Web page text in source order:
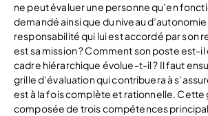
ne peut évaluer une personne qu’en
demandé ainsi que du niveau
responsabilité qui lui est accordé par son
est sa mission ? Comment son poste est-il
cadre hiérarchique évolue-t-il ? Il faut
grille d’évaluation qui contribuera à
est à la fois complète et rationnelle. Cette
composée de trois compétences